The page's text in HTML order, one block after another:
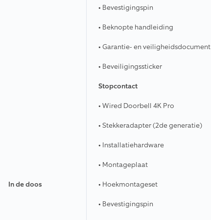
In de doos
• Bevestigingspin
• Beknopte handleiding
• Garantie- en veiligheidsdocument
• Beveiligingssticker
Stopcontact
• Wired Doorbell 4K Pro
• Stekkeradapter (2de generatie)
• Installatiehardware
• Montageplaat
• Hoekmontageset
• Bevestigingspin